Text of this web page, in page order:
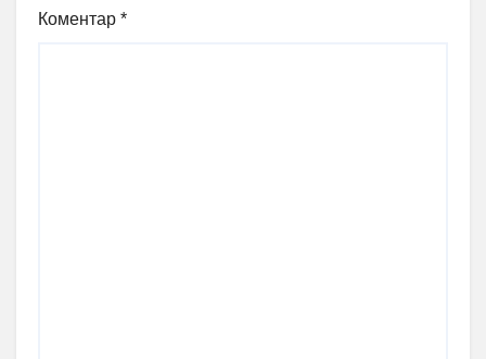
Коментар *